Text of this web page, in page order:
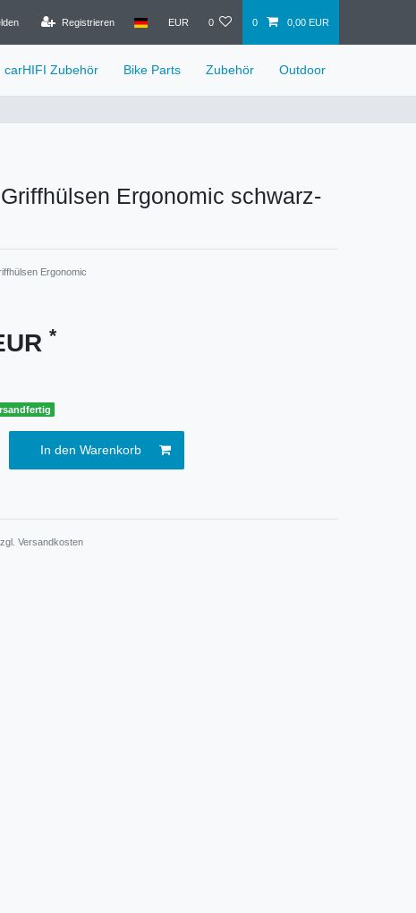
Registrieren EUR 0 0 0,00 EUR
carHIFI Zubehör Bike Parts Zubehör Outdoor
Ergonomic schwarz-
Ergonomic
*
In den Warenkorb
Versandkosten